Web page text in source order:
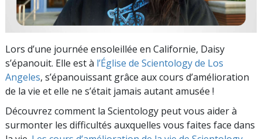
Lors d’une journée ensoleillée en Californie, Daisy
s’épanouit. Elle est à l’Église de Scientology de Los
Angeles, s’épanouissant grâce aux cours d’amélioration
de la vie et elle ne s’était jamais autant amusée !
Découvrez comment la Scientology peut vous aider à
surmonter les difficultés auxquelles vous faites face dans